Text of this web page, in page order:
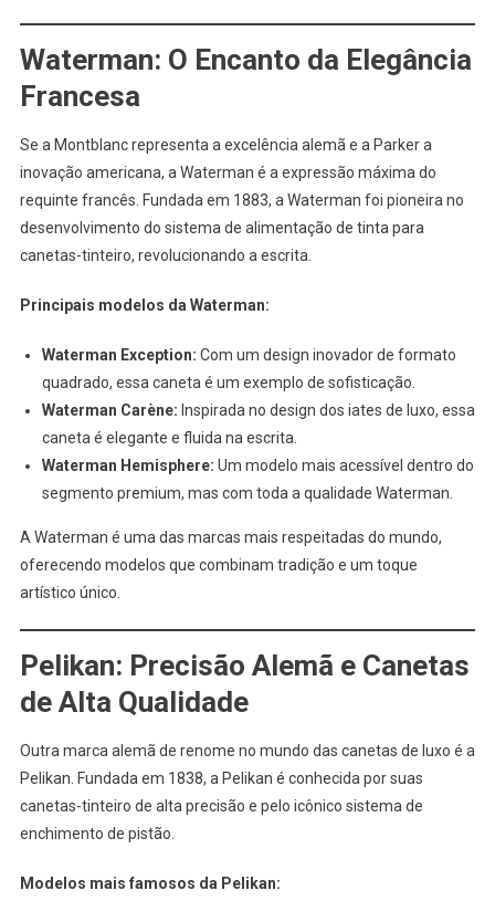
Waterman: O Encanto da Elegância
Francesa
Se a Montblanc representa a excelência alemã e a Parker a
inovação americana, a Waterman é a expressão máxima do
requinte francês. Fundada em 1883, a Waterman foi pioneira no
desenvolvimento do sistema de alimentação de tinta para
canetas-tinteiro, revolucionando a escrita.
Principais modelos da Waterman:
Waterman Exception: Com um design inovador de formato
quadrado, essa caneta é um exemplo de sofisticação.
Waterman Carène: Inspirada no design dos iates de luxo, essa
caneta é elegante e fluida na escrita.
Waterman Hemisphere: Um modelo mais acessível dentro do
segmento premium, mas com toda a qualidade Waterman.
A Waterman é uma das marcas mais respeitadas do mundo,
oferecendo modelos que combinam tradição e um toque
artístico único.
Pelikan: Precisão Alemã e Canetas
de Alta Qualidade
Outra marca alemã de renome no mundo das canetas de luxo é a
Pelikan. Fundada em 1838, a Pelikan é conhecida por suas
canetas-tinteiro de alta precisão e pelo icônico sistema de
enchimento de pistão.
Modelos mais famosos da Pelikan: